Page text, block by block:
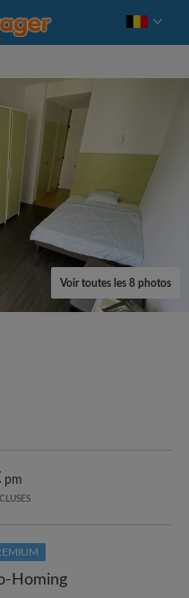
Voir toutes les 8 photos
pm
Homing